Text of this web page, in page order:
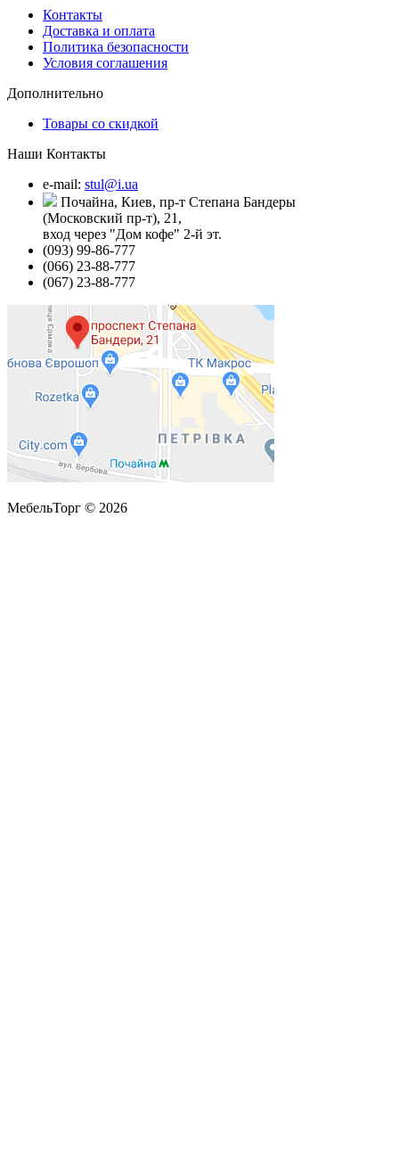
Контакты
Доставка и оплата
Политика безопасности
Условия соглашения
Дополнительно
Товары со скидкой
Наши Контакты
e-mail: stul@i.ua
Почайна, Киев, пр-т Степана Бандеры
(Московский пр-т), 21,
вход через "Дом кофе" 2-й эт.
(093) 99-86-777
(066) 23-88-777
(067) 23-88-777
МебельТорг © 2026